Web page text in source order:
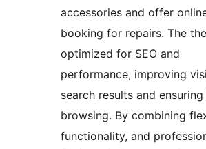
accessories and offer
booking for repairs. The
optimized for SEO and
performance, improving
search results and
browsing. By combining
functionality, and